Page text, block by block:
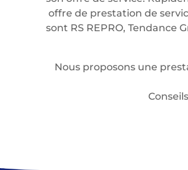
offre de prestation de
sont RS REPRO, Tendance
Nous proposons une